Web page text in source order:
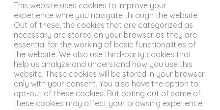
This website uses cookies to improve your
experience while you navigate through the website.
Out of these, the cookies that are categorized as
necessary are stored on your browser as they are
essential for the working of basic functionalities of
the website. We also use third-party cookies that
help us analyze and understand how you use this
website. These cookies will be stored in your browser
only with your consent. You also have the option to
opt-out of these cookies. But opting out of some of
these cookies may affect your browsing experience.